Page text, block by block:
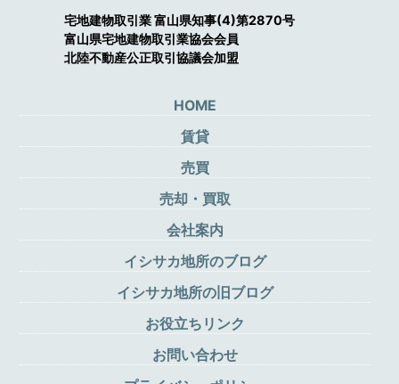
宅地建物取引業 富山県知事(4)第2870号
富山県宅地建物取引業協会会員
北陸不動産公正取引協議会加盟
HOME
賃貸
売買
売却・買取
会社案内
イシサカ地所のブログ
イシサカ地所の旧ブログ
お役立ちリンク
お問い合わせ